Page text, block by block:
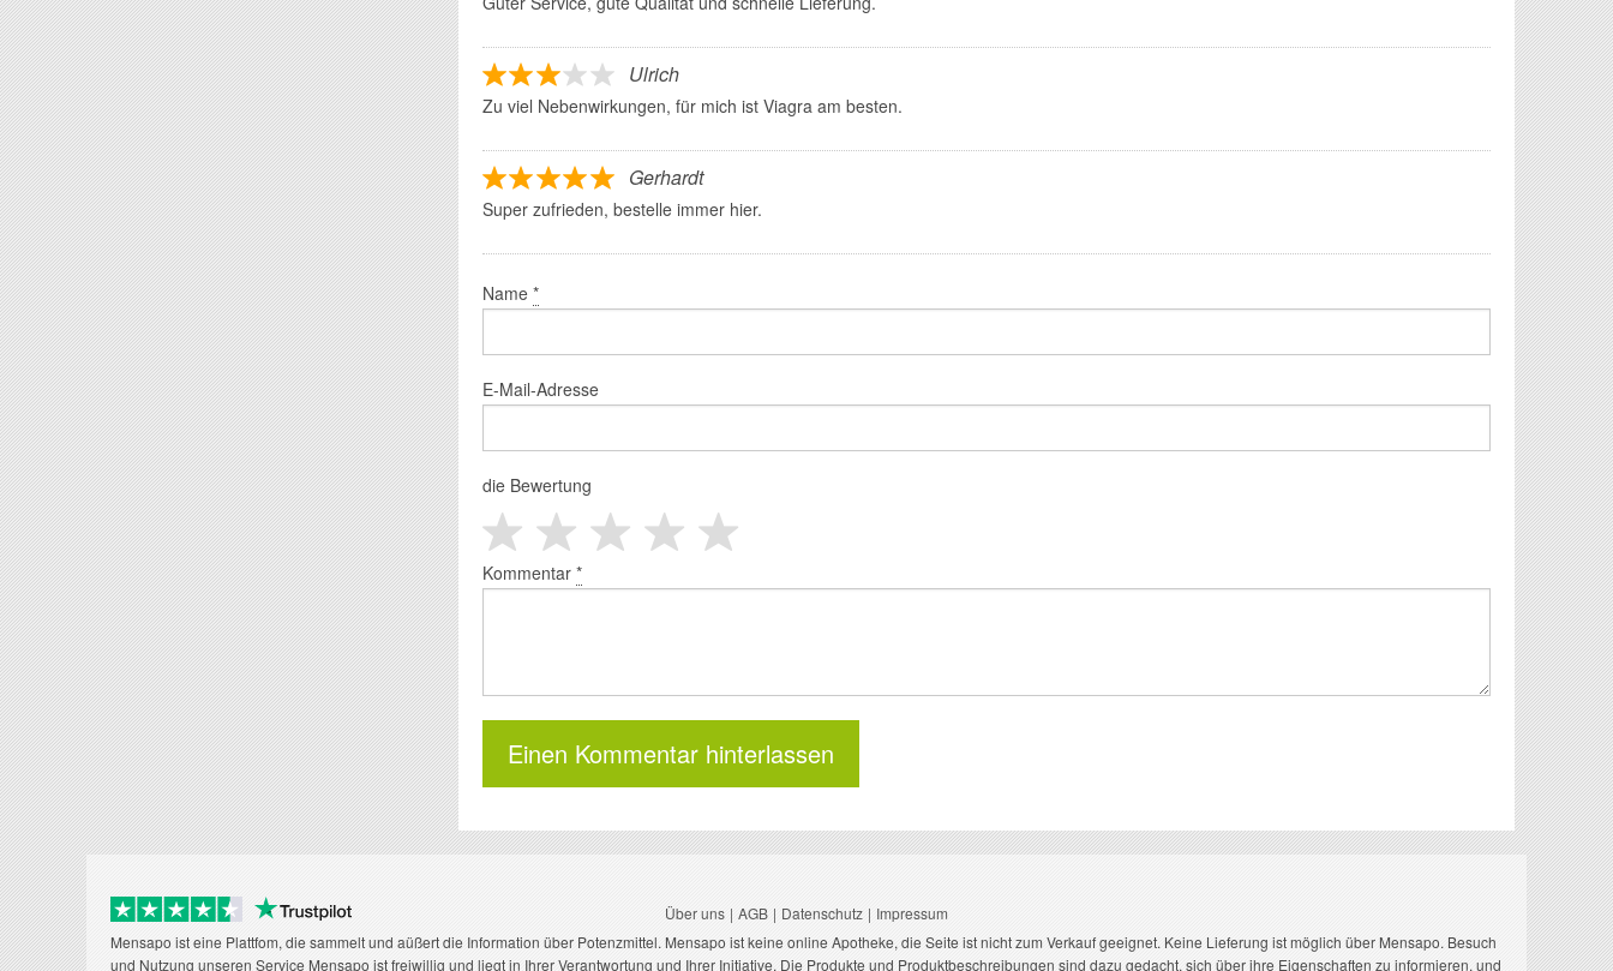
Ulrich
Zu viel Nebenwirkungen, für mich ist Viagra am besten.
Gerhardt
Super zufrieden, bestelle immer hier.
Name *
E-Mail-Adresse
die Bewertung
Kommentar *
Über uns AGB Datenschutz
Impressum
Mensapo ist eine Plattfom, die sammelt und aüßert die Information über Potenzmittel. Mensapo ist keine online Apotheke, die Seite ist nicht zum Verkauf geeignet. Keine Lieferung ist möglich über Mensapo. Besuch
und Nutzung unseren Service Mensapo ist freiwillig und liegt in Ihrer Verantwortung und Ihrer Initiative. Die Produkte und Produktbeschreibungen sind dazu gedacht, sich über ihre Eigenschaften zu informieren, und